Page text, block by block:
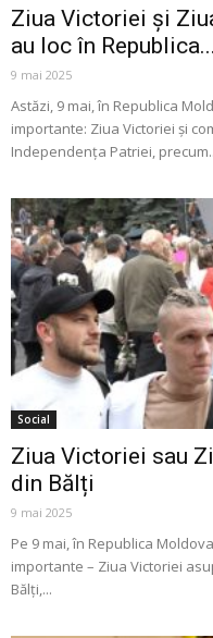
Ziua Victoriei și
au loc în Republica...
9 mai 2025
Astăzi, 9 mai, în Republica
importante: Ziua Victoriei și
Independența Patriei,
Social
Ziua Victoriei sau
din Bălți
9 mai 2025
Pe 9 mai, în Republica
importante – Ziua Victoriei
Bălți,...